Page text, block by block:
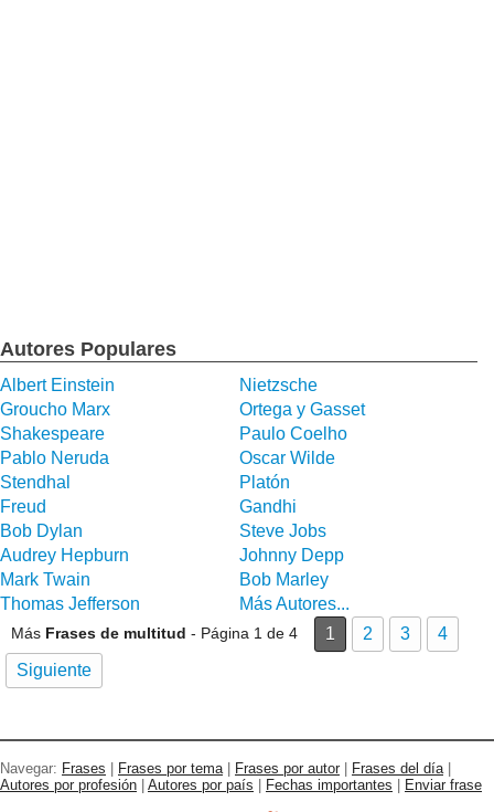
Autores Populares
Albert Einstein
Nietzsche
Groucho Marx
Ortega y Gasset
Shakespeare
Paulo Coelho
Pablo Neruda
Oscar Wilde
Stendhal
Platón
Freud
Gandhi
Bob Dylan
Steve Jobs
Audrey Hepburn
Johnny Depp
Mark Twain
Bob Marley
Thomas Jefferson
Más Autores...
Más Frases de multitud - Página 1 de 4 1 2 3
4
Siguiente
Navegar: Frases Frases por tema| Frases por autor Frases del día|
Autores por profesión
Autores por país Fechas importantes
Enviar frase